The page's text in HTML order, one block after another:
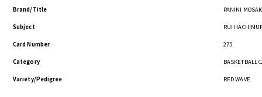
Brand/Title PANINI
Subject RUI
Card Number 275
Category BASKETBALL
Variety/Pedigree RED WAVE